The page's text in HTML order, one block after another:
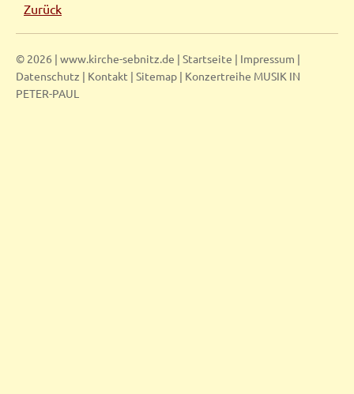
Zurück
© 2026 | www.kirche-sebnitz.de | Startseite | Impressum |
Datenschutz | Kontakt | Sitemap | Konzertreihe MUSIK IN
PETER-PAUL